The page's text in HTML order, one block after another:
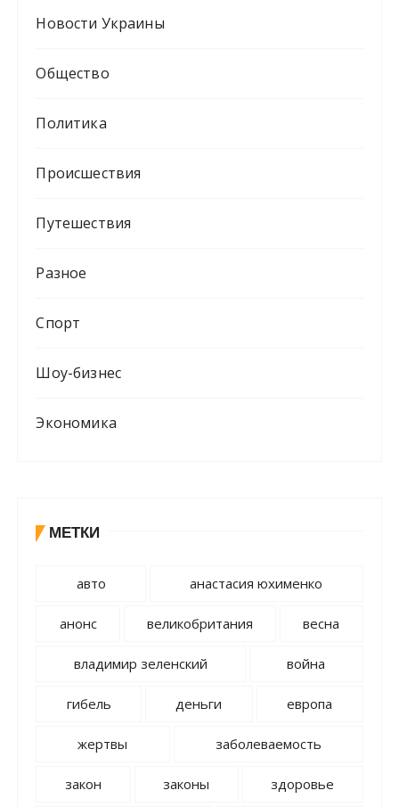
Новости Украины
Общество
Политика
Происшествия
Путешествия
Разное
Спорт
Шоу-бизнес
Экономика
МЕТКИ
авто анастасия юхименко
анонс великобритания весна
владимир зеленский война
гибель деньги европа
жертвы заболеваемость
закон законы здоровье